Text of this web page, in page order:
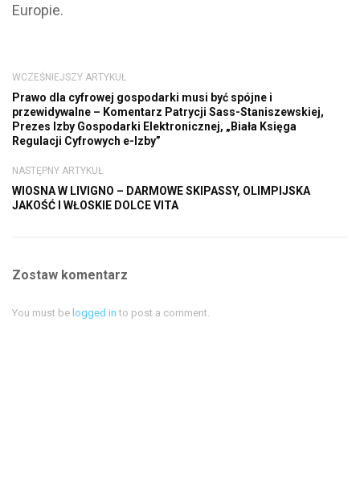
Europie.
WCZEŚNIEJSZY ARTYKUŁ
Prawo dla cyfrowej gospodarki musi być spójne i
przewidywalne – Komentarz Patrycji Sass-Staniszewskiej,
Prezes Izby Gospodarki Elektronicznej, „Biała Księga
Regulacji Cyfrowych e-Izby”
NASTĘPNY ARTYKUŁ
WIOSNA W LIVIGNO – DARMOWE SKIPASSY, OLIMPIJSKA
JAKOŚĆ I WŁOSKIE DOLCE VITA
Zostaw komentarz
You must be logged in to post a comment.